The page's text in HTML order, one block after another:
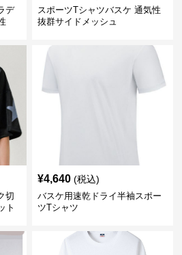
デ
スポーツTシャツバスケ 通気性
抜群サイドメッシュ
切
ト
¥4,640 (税込)
バスケ用速乾ドライ半袖スポー
ツTシャツ